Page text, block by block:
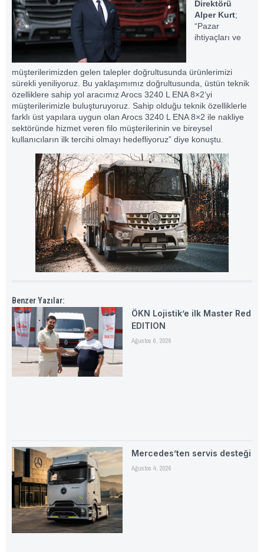
Direktörü
Alper Kurt;
“Pazar
ihtiyaçları ve
müşterilerimizden gelen talepler doğrultusunda ürünlerimizi
sürekli yeniliyoruz. Bu yaklaşımımız doğrultusunda, üstün teknik
özelliklere sahip yol aracımız Arocs 3240 L ENA 8×2’yi
müşterilerimizle buluşturuyoruz. Sahip olduğu teknik özelliklerle
farklı üst yapılara uygun olan Arocs 3240 L ENA 8×2 ile nakliye
sektöründe hizmet veren filo müşterilerinin ve bireysel
kullanıcıların ilk tercihi olmayı hedefliyoruz” diye konuştu.
Benzer Yazılar:
ÖKN Lojistik’e ilk Master Red
EDITION
Ağustos 6, 2026
Mercedes’ten servis desteği
Ağustos 4, 2026